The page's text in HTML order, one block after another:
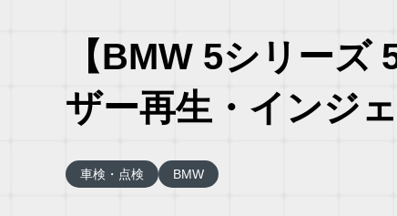
【BMW 5シリー
ザー再生・インジ
車検・点検 BMW